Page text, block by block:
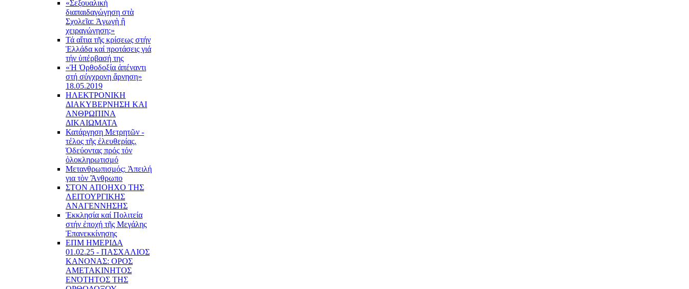
«Σεξουαλικὴ
διαπαιδαγώγηση στὰ
Σχολεῖα: Ἀγωγὴ ἢ
χειραγώγηση;»
Τά αἴτια τῆς κρίσεως στήν
Ἑλλάδα καί προτάσεις γιά
τήν ὑπέρβασή της
«Ἡ Ὀρθοδοξία ἀπέναντι
στή σύγχρονη ἄρνηση»
18.05.2019
ΗΛΕΚΤΡΟΝΙΚΗ
ΔΙΑΚΥΒΕΡΝΗΣΗ ΚΑΙ
ΑΝΘΡΩΠΙΝΑ
ΔΙΚΑΙΩΜΑΤΑ
Κατάργηση Μετρητῶν -
τέλος τῆς ἐλευθερίας.
Ὁδεύοντας πρός τόν
ὁλοκληρωτισμό
Μετανθρωπισμός: Ἀπειλή
για τὸν Ἂνθρωπο
ΣΤΟΝ ΑΠΟΗΧΟ ΤΗΣ
ΛΕΙΤΟΥΡΓΙΚΗΣ
ΑΝΑΓΕΝΝΗΣΗΣ
Ἐκκλησία καί Πολιτεία
στήν ἐποχή τῆς Μεγάλης
Ἐπανεκκίνησης
ΕΠΜ ΗΜΕΡΙΔΑ
01.02.25 - ΠΑΣΧΑΛΙΟΣ
ΚΑΝΟΝΑΣ: ΟΡΟΣ
ΑΜΕΤΑΚΙΝΗΤΟΣ
ΕΝΌΤΗΤΟΣ ΤΗΣ